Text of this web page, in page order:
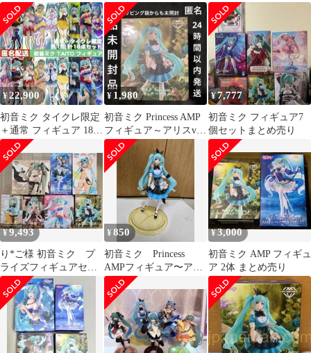
ver.
ー 7点 フィギュア
まとめ売り
¥22,900
初音ミク タイクレ限定
＋通常 フィギュア 18点
セット
¥ 1,980
初音ミク Princess AMP
フィギュア～アリスver.
～
¥7,777
初音ミク フィギュア7
個セットまとめ売り
¥9,493
り*ご様 初音ミク プ
ライズフィギュアセッ
ト
¥850
初音ミク Princess
AMPフィギュア〜アリ
スver.〜
¥3,000
初音ミク AMP フィギュ
ア 2体 まとめ売り